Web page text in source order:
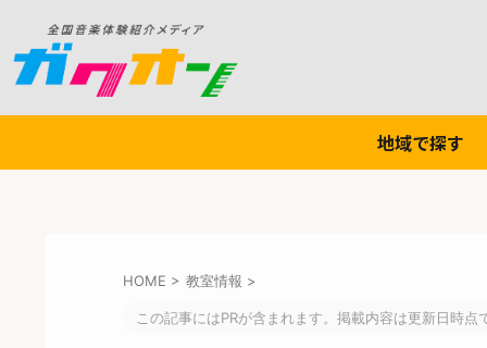
地域で探す
HOME > 教室情報 >
この記事にはPRが含まれます。掲載内容は更新日時点